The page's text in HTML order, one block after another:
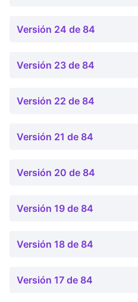
Versión 24 de 84
Versión 23 de 84
Versión 22 de 84
Versión 21 de 84
Versión 20 de 84
Versión 19 de 84
Versión 18 de 84
Versión 17 de 84